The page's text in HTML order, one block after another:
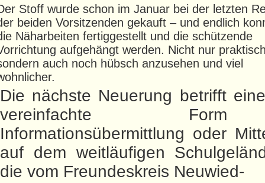
Stoff wurde schon im Januar bei der letzten
beiden Vorsitzenden gekauft – und endlich
Näharbeiten fertiggestellt und die schützende
aufgehängt werden. Nicht nur
auch noch hübsch anzusehen und viel
Die nächste Neuerung betrifft
vereinfachte
Informationsübermittlung oder
auf dem weitläufigen
die vom Freundeskreis Neuwied-